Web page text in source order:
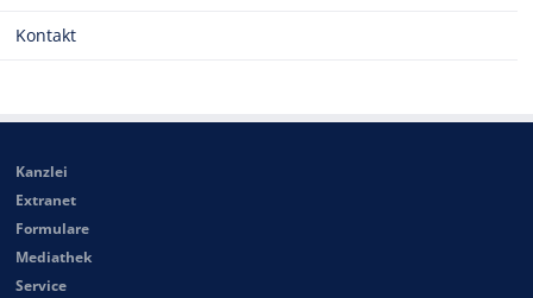
Kontakt
Kanzlei
Extranet
Formulare
Mediathek
Service